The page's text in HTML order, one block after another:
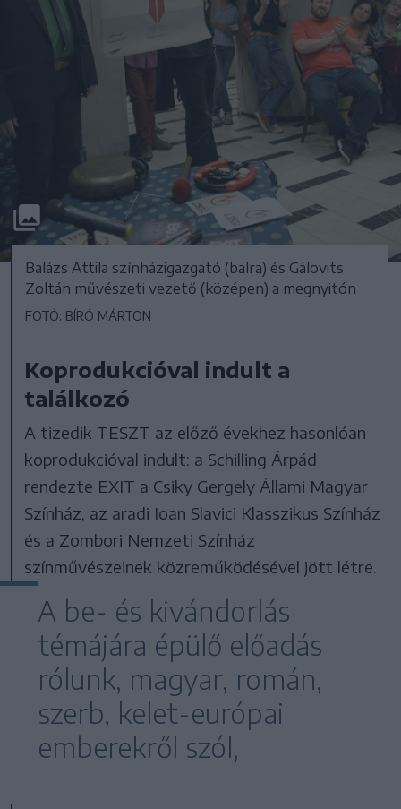
Balázs Attila színházigazgató (balra) és Gálovits
Zoltán művészeti vezető (középen) a megnyitón
FOTÓ: BÍRÓ MÁRTON
Koprodukcióval indult a
találkozó
A tizedik TESZT az előző évekhez hasonlóan
koprodukcióval indult: a Schilling Árpád
rendezte EXIT a Csiky Gergely Állami Magyar
Színház, az aradi Ioan Slavici Klasszikus Színház
és a Zombori Nemzeti Színház
színművészeinek közreműködésével jött létre.
A be- és kivándorlás
témájára épülő előadás
rólunk, magyar, román,
szerb, kelet-európai
emberekről szól,